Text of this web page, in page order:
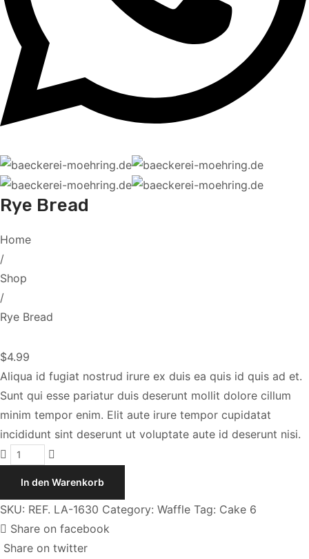
Rye Bread
Home
/
Shop
/
Rye Bread
$4.99
Aliqua id fugiat nostrud irure ex duis ea quis id quis ad et.
Sunt qui esse pariatur duis deserunt mollit dolore cillum
minim tempor enim. Elit aute irure tempor cupidatat
incididunt sint deserunt ut voluptate aute id deserunt nisi.
Rye
Menge
In den Warenkorb
SKU: REF. LA-1630 Category: Waffle Tag: Cake 6
Share on facebook
Share on twitter